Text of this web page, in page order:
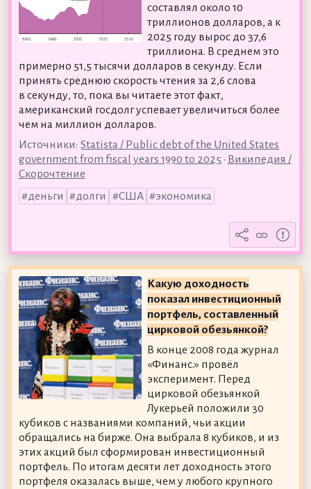
составлял около 10
триллионов долларов, а к
2025 году вырос до 37,6
триллиона. В среднем это
примерно 51,5 тысячи долларов в секунду. Если
принять среднюю скорость чтения за 2,6 слова
в секунду, то, пока вы читаете этот факт,
американский госдолг успевает увеличиться более
чем на миллион долларов.
Источники: Statista / Public debt of the United States
government from fiscal years 1990 to 2025 • Википедия /
Скорочтение
деньги
долги США экономика
Какую доходность
показал инвестиционный
портфель, составленный
цирковой обезьянкой?
В конце 2008 года журнал
«Финанс.» провёл
эксперимент. Перед
цирковой обезьянкой
Лукерьей положили 30
кубиков с названиями компаний, чьи акции
обращались на бирже. Она выбрала 8 кубиков, и из
этих акций был сформирован инвестиционный
портфель. По итогам десяти лет доходность этого
портфеля оказалась выше, чем у любого крупного